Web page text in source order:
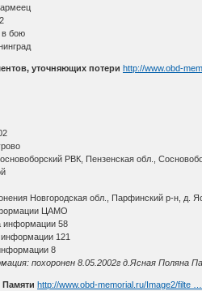
в бою
уточняющих потериhttp://www.obd-
РВК, Пензенская обл.,
Новгородская обл., Парфинский р-н, д.
ЦАМО
информации 58
121
8
похоронен 8.05.2002г д.Ясная Поляна
Памятиhttp://www.obd-memorial.ru/Image2/filte